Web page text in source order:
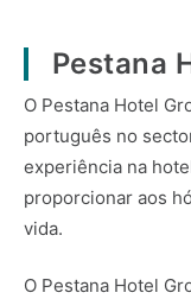
Pestana
O Pestana Hotel
português no
experiência na
proporcionar aos
vida.
O Pestana Hotel